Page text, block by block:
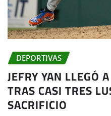
DEPORTIVAS
JEFRY YAN LLEGÓ
TRAS CASI TRES
SACRIFICIO